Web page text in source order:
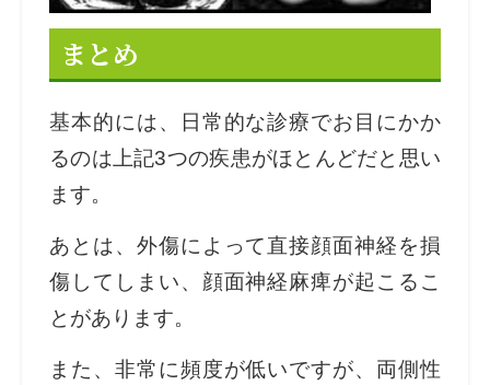
まとめ
基本的には、日常的な診療でお目にかか
るのは上記3つの疾患がほとんどだと思い
ます。
あとは、外傷によって直接顔面神経を損
傷してしまい、顔面神経麻痺が起こるこ
とがあります。
また、非常に頻度が低いですが、両側性